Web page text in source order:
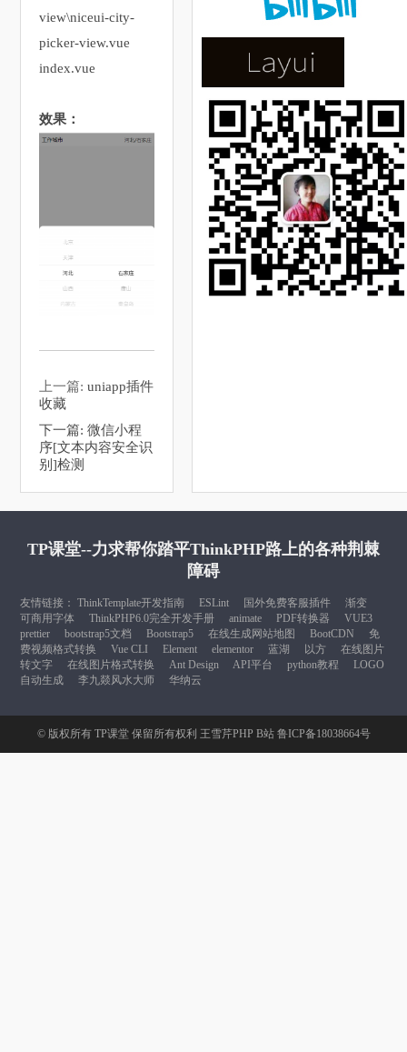
view\niceui-city-
picker-view.vue
index.vue
效果：
上一篇:uniapp插件
收藏
下一篇:微信小程
序[文本内容安全识
别]检测
TP课堂--力求帮你踏平ThinkPHP路上的各种荆棘
障碍
友情链接：ThinkTemplate开发指南 ESLint 国外免费客服插件
渐变
可商用字体
ThinkPHP6.0完全开发手册 animate PDF转换器
VUE3
prettier
bootstrap5文档 Bootstrap5 在线生成网站地图 BootCDN
免
费视频格式转换
Vue CLI Element elementor 蓝湖 以方
在线图片
转文字
在线图片格式转换 Ant Design API平台 python教程
LOGO
自动生成
李九燚风水大师 华纳云
© 版权所有 TP课堂保留所有权利 王雪芹PHP B站 鲁ICP备18038664号